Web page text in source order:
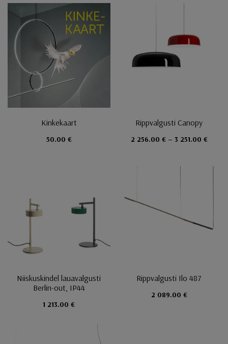
Kinkekaart
50.00 €
Rippvalgusti Canopy
2 256.00 € – 3 251.00 €
Niiskuskindel lauavalgusti
Berlin-out, IP44
1 213.00 €
Rippvalgusti Ilo 487
2 089.00 €